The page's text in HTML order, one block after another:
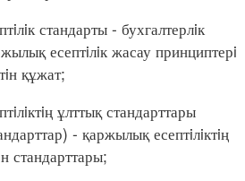
стандарты - бухгалтерлiк
есептiлiк жасау принциптерi
құжат;
ұлттық стандарттары
- қаржылық есептiлiктiң
стандарттары;